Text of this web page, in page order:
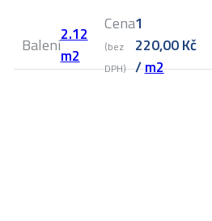
Balení2.12
m2
Cena
(bez
DPH)
1
220,00Kč
/m2